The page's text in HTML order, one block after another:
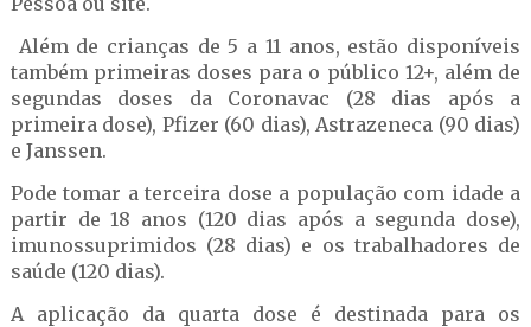
Além de crianças de 5 a 11 anos, estão disponíveis
também primeiras doses para o público 12+, além de
segundas doses da Coronavac (28 dias após a
primeira dose), Pfizer (60 dias), Astrazeneca (90 dias)
e Janssen.
Pode tomar a terceira dose a população com idade a
partir de 18 anos (120 dias após a segunda dose),
imunossuprimidos (28 dias) e os trabalhadores de
saúde (120 dias).
A aplicação da quarta dose é destinada para os